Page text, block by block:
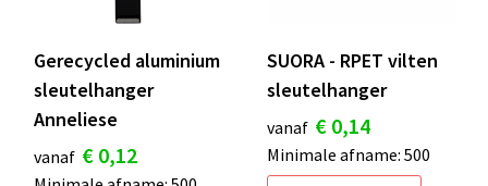
Gerecycled aluminium
sleutelhanger
Anneliese
vanaf € 0,12
SUORA - RPET vilten
sleutelhanger
vanaf € 0,14
Minimale afname: 500